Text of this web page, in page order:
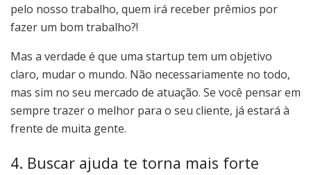
pelo nosso trabalho, quem irá receber prêmios por
fazer um bom trabalho?!
Mas a verdade é que uma startup tem um objetivo
claro, mudar o mundo. Não necessariamente no todo,
mas sim no seu mercado de atuação. Se você pensar em
sempre trazer o melhor para o seu cliente, já estará à
frente de muita gente.
4. Buscar ajuda te torna mais forte